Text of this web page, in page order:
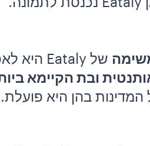
של Eataly היא לאפשר לכל אחד
ובת הקיימא
המדינות בהן היא פועלת.